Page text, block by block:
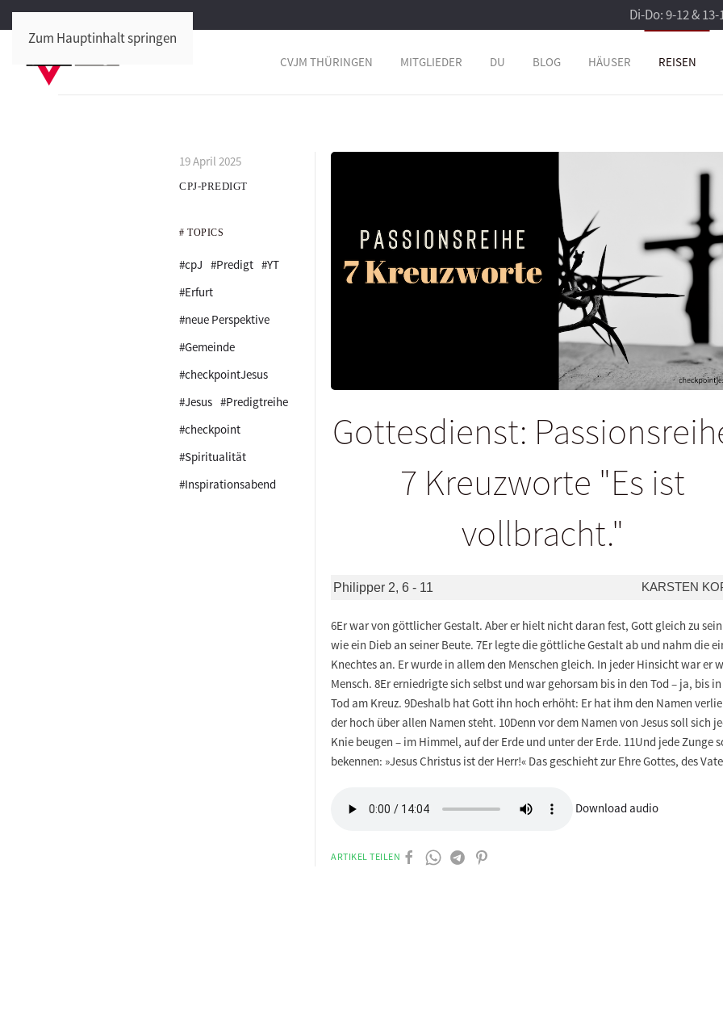
Zum Hauptinhalt springen
Di-Do: 9-12 &
CVJM THÜRINGEN MITGLIEDER DU BLOG HÄUSER REISEN
19 April 2025
CPJ-PREDIGT
# TOPICS
#cpJ #Predigt #YT
#Erfurt
#neue Perspektive
#Gemeinde
#checkpointJesus
#Jesus #Predigtreihe
#checkpoint
#Spiritualität
#Inspirationsabend
Gottesdienst:
7 Kreuzworte "Es ist
vollbracht."
Philipper 2, 6 - 11 KARSTEN
6Er war von göttlicher Gestalt. Aber er hielt nicht daran fest, Gott gleich zu sein
wie ein Dieb an seiner Beute. 7Er legte die göttliche Gestalt ab und nahm die
Knechtes an. Er wurde in allem den Menschen gleich. In jeder Hinsicht war er
Mensch. 8Er erniedrigte sich selbst und war gehorsam bis in den Tod – ja, bis
Tod am Kreuz. 9Deshalb hat Gott ihn hoch erhöht: Er hat ihm den Namen
der hoch über allen Namen steht. 10Denn vor dem Namen von Jesus soll sich
Knie beugen – im Himmel, auf der Erde und unter der Erde. 11Und jede Zunge
bekennen: »Jesus Christus ist der Herr!« Das geschieht zur Ehre Gottes, des
Download audio
ARTIKEL TEILEN